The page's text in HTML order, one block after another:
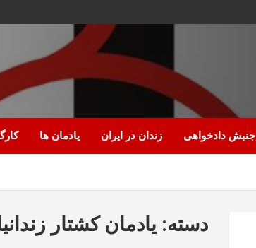
جنبش دادخواهی زندان در ایران یادمان ها
دسته: یادمان کشتار